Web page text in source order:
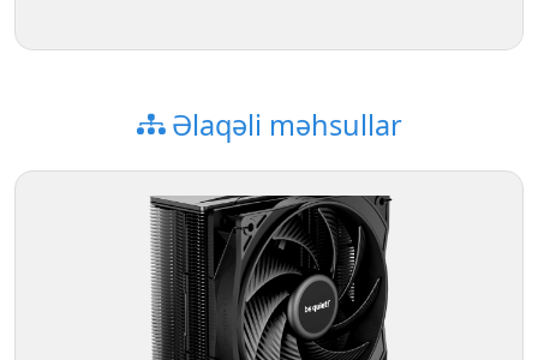
Əlaqəli məhsullar